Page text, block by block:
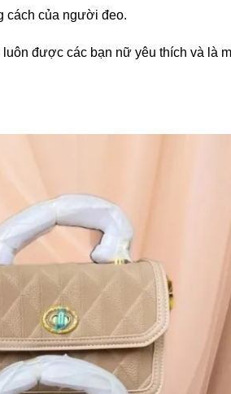
cách của người đeo.
luôn được các bạn nữ yêu thích và là